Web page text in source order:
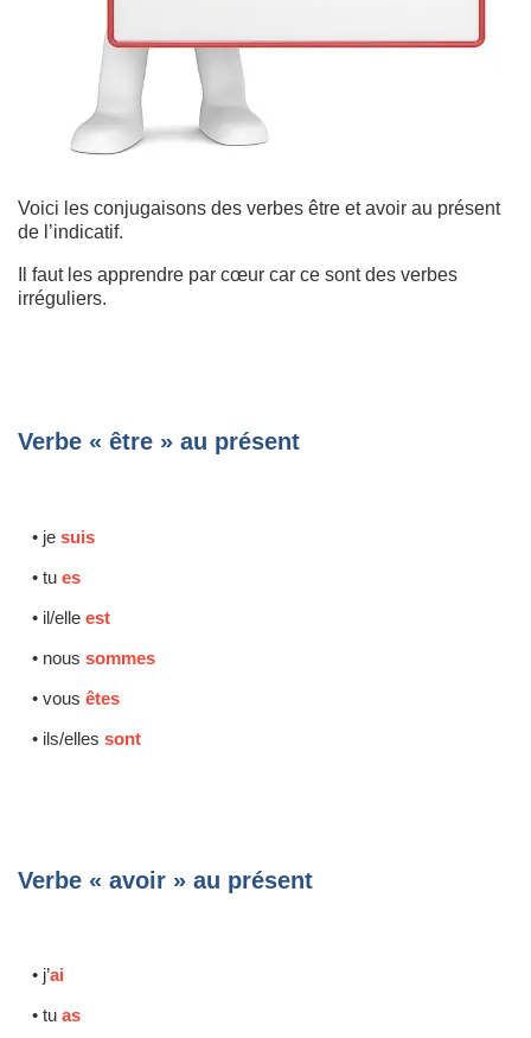
Voici les conjugaisons des verbes être et avoir au présent
de l’indicatif.
Il faut les apprendre par cœur car ce sont des verbes
irréguliers.
Verbe « être » au présent
• je suis
• tu es
• il/elle est
• nous sommes
• vous êtes
• ils/elles sont
Verbe « avoir » au présent
• j’ai
• tu as